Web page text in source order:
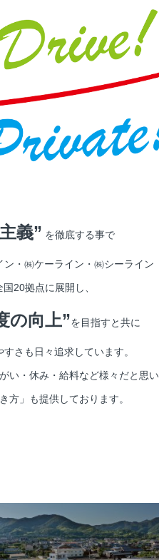
義” を徹底する事で
・㈱ケーライン・㈱シーライン
20拠点に展開し、
の向上”を目指すと共に
さも日々追求しています。
い・休み・給料など様々だと思
方」も提供しております。